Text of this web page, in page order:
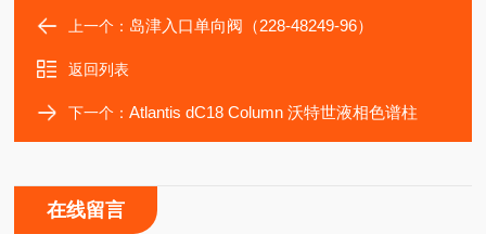
上一个： 岛津入口单向阀（228-48249-96）
返回列表
下一个：Atlantis dC18 Column 沃特世液相色谱柱
在线留言